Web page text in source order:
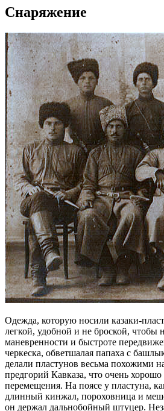
Снаряжение
Одежда, которую носили казаки-
легкой, удобной и не броской, чтобы
маневренности и быстроте
черкеска, обветшалая папаха с
делали пластунов весьма похожими
предгорий Кавказа, что очень
перемещения. На поясе у пластуна,
длинный кинжал, пороховница и
он держал дальнобойный штуцер.